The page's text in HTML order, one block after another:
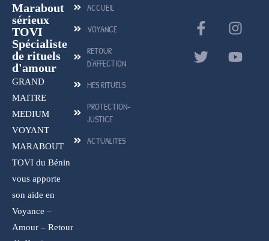
Marabout
sérieux
TOVI
Spécialiste
de rituels
d'amour
GRAND
MAITRE
MEDIUM
VOYANT
MARABOUT
TOVI du Bénin
vous apporte
son aide en
Voyance –
Amour – Retour
ACCUEIL
VOYANCE
RETOUR
D'AFFECTION
MES RITUELS
PROTECTION-
JUSTICE
ACTUALITES